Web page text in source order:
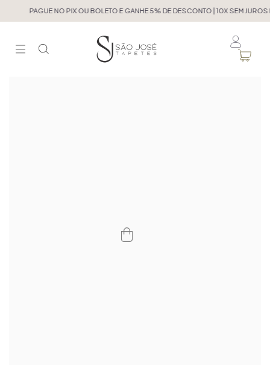
PAGUE NO PIX OU BOLETO E GANHE 5% DE DESCONTO | 10X SEM JUROS